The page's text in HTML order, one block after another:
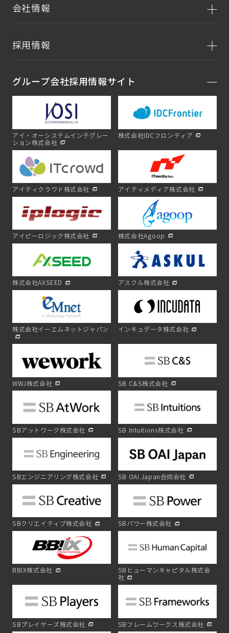
会社情報
採用情報
グループ会社採用情報サイト
アイ・オーシステムインテグレー
ション株式会社
株式会社IDCフロンティア
アイティクラウド株式会社 アイティメディア株式会社
アイピーロジック株式会社 株式会社Agoop
株式会社AXSEED アスクル株式会社
株式会社イーエムネットジャパン インキュデータ株式会社
WWJ株式会社 SB C&S株式会社
SBアットワーク株式会社 SB Intuitions株式会社
SBエンジニアリング株式会社 SB OAI Japan合同会社
SBクリエイティブ株式会社 SBパワー株式会社
BBIX株式会社
SBヒューマンキャピタル株式会
社
SBプレイヤーズ株式会社 SBフレームワークス株式会社